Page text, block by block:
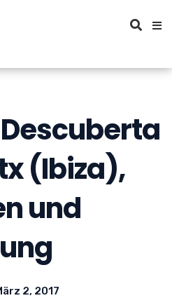
(Ibiza),
und
2, 2017